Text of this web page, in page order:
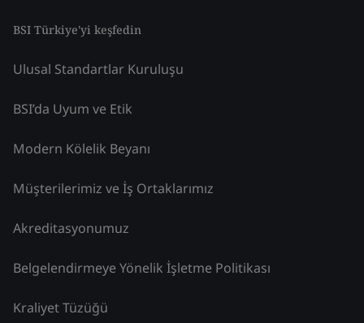
BSI Türkiye'yi keşfedin
Ulusal Standartlar Kuruluşu
BSI’da Uyum ve Etik
Modern Kölelik Beyanı
Müşterilerimiz ve İş Ortaklarımız
Akreditasyonumuz
Belgelendirmeye Yönelik İşletme Politikası
Kraliyet Tüzüğü